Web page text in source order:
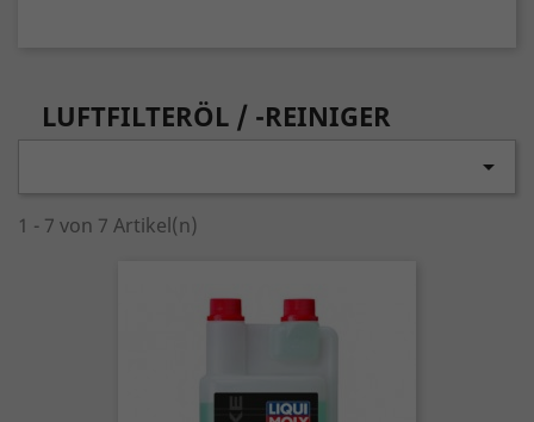
LUFTFILTERÖL / -REINIGER

1 - 7 von 7 Artikel(n)